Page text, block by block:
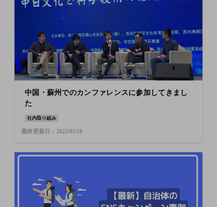
中国・蘇州でのカンファレンスに参加してきまし
た
社内取り組み
最終更新日：2022/05/18